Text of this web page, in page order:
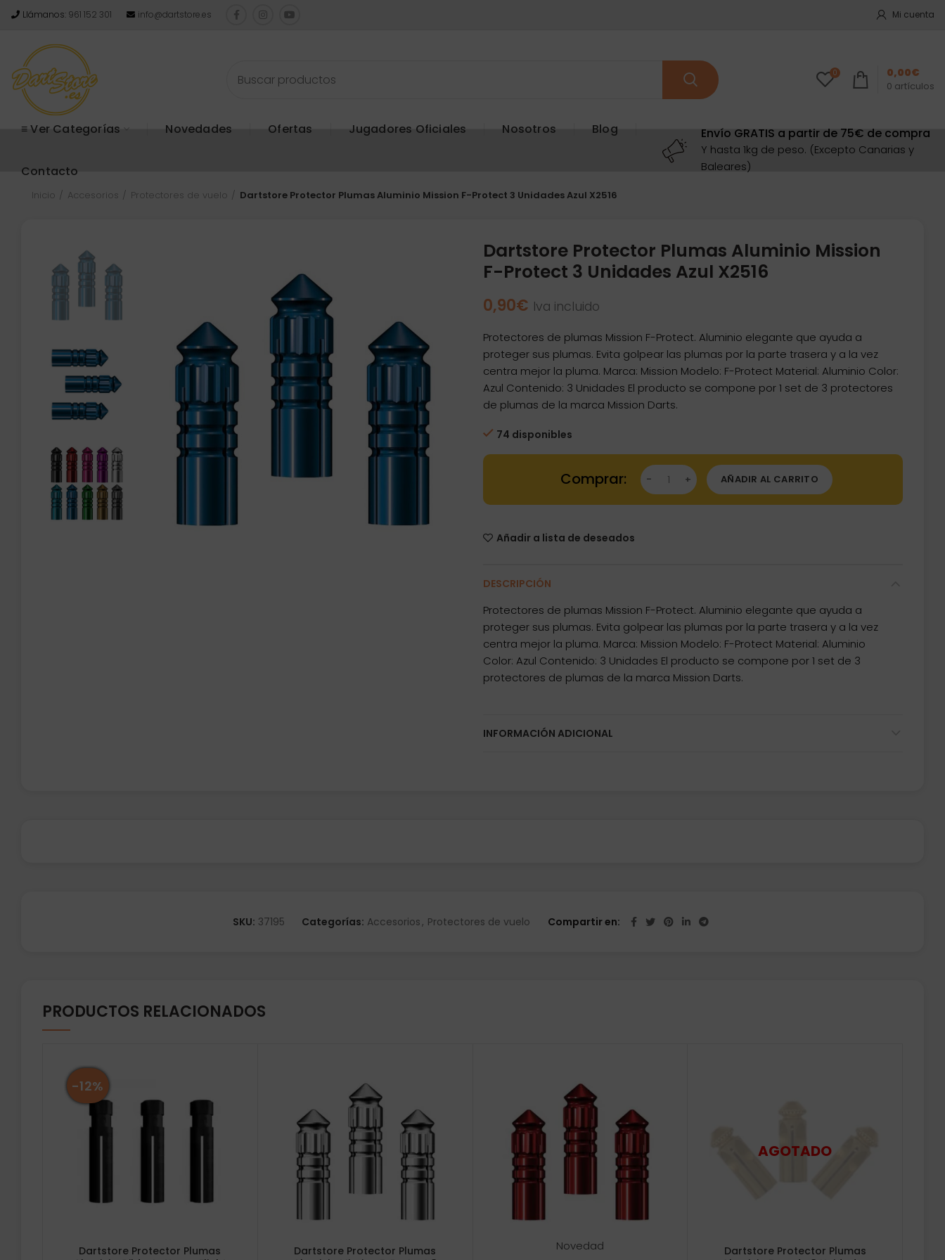
Llámanos: 961 152 301 info@dartstore.es Mi cuenta
0
0 artículos
0,00€
≡ Ver Categorías Novedades Ofertas Jugadores Oficiales Nosotros Blog
Contacto
Envío GRATIS a partir de 75€ de compra
Y hasta 1kg de peso. (Excepto Canarias y
Baleares)
Inicio Accesorios Protectores de vuelo Dartstore Protector Plumas Aluminio Mission F-Protect 3 Unidades Azul X2516
Dartstore Protector Plumas Aluminio Mission
F-Protect 3 Unidades Azul X2516
0,90€ Iva incluido
Protectores de plumas Mission F-Protect. Aluminio elegante que ayuda a
proteger sus plumas. Evita golpear las plumas por la parte trasera y a la vez
centra mejor la pluma. Marca: Mission Modelo: F-Protect Material: Aluminio Color:
Azul Contenido: 3 Unidades El producto se compone por 1 set de 3 protectores
de plumas de la marca Mission Darts.
74 disponibles
Dartstore Protector Plumas Aluminio Mission F-Protect 3 Unidades Azul X2516
AÑADIR AL CARRITO
Añadir a lista de deseados
DESCRIPCIÓN
Protectores de plumas Mission F-Protect. Aluminio elegante que ayuda a
proteger sus plumas. Evita golpear las plumas por la parte trasera y a la vez
centra mejor la pluma. Marca: Mission Modelo: F-Protect Material: Aluminio
Color: Azul Contenido: 3 Unidades El producto se compone por 1 set de 3
protectores de plumas de la marca Mission Darts.
INFORMACIÓN ADICIONAL
SKU: 37195 Categorías: Accesorios, Protectores de vuelo Compartir en
PRODUCTOS RELACIONADOS
-12%
Dartstore Protector Plumas
Dartstore Protector Plumas
Novedad
Dartstore Protector Plumas